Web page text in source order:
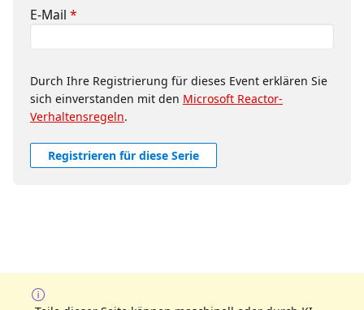
E-Mail *
Durch Ihre Registrierung für dieses Event erklären Sie
sich einverstanden mit den Microsoft Reactor-
Verhaltensregeln.
Registrieren für diese Serie